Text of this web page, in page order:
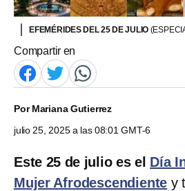
EFEMÉRIDES DEL 25 DE JULIO
Compartir en
PorMariana Gutierrez
julio 25, 2025 a las 08:01 GMT-6
Este 25 de julio es el Día
Mujer Afrodescendiente y